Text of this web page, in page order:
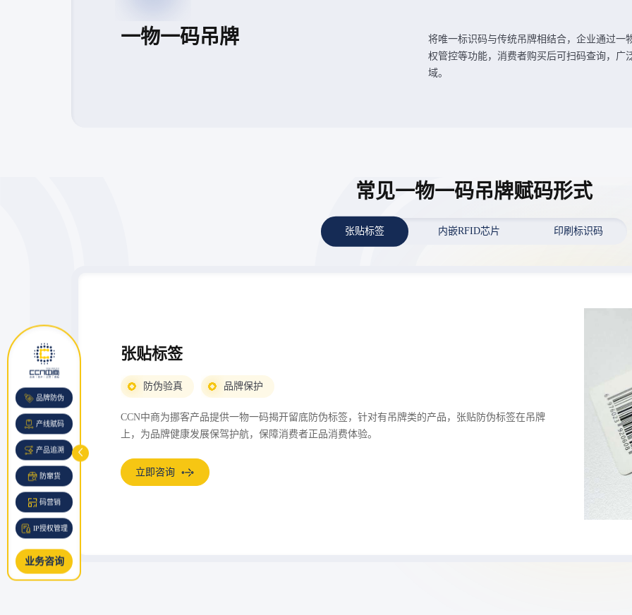
一物一码吊牌
将唯一标识码与传统吊牌相结合，企业通过
权管控等功能，消费者购买后可扫码查询，广
域。
常见一物一码吊牌赋码形式
张贴标签 内嵌RFID芯片 印刷标识码
张贴标签
防伪验真 品牌保护
CCN中商为挪客产品提供一物一码揭开留底防伪标签，针对有吊牌类的产品，张贴防伪标签在吊牌
上，为品牌健康发展保驾护航，保障消费者正品消费体验。
立即咨询
品牌防伪
产线赋码
产品追溯
防窜货
码营销
IP授权管理
业务咨询